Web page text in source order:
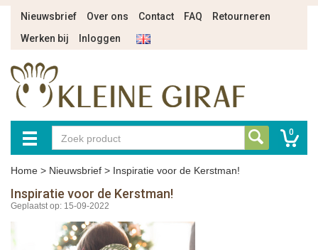
Nieuwsbrief Over ons Contact FAQ
Retourneren
Werken bij
Inloggen
0
Home > Nieuwsbrief > Inspiratie voor de Kerstman!
Inspiratie voor de Kerstman!
Geplaatst op: 15-09-2022